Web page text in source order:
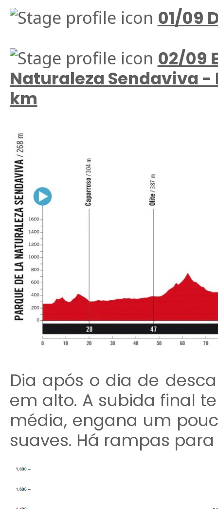
01/09
02/09
Naturaleza Sendaviva -
km
Dia após o dia de
em alto. A subida final
média, engana um
suaves. Há rampas